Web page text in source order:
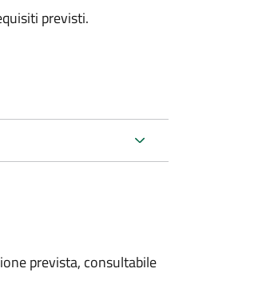
previsti.
prevista, consultabile